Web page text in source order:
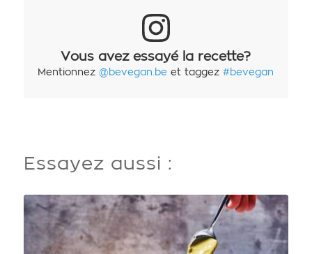
Vous avez essayé la recette?
Mentionnez@bevegan.be et taggez#bevegan
Essayez aussi :